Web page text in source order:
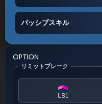
パッシブスキル
OPTION
リミットブレーク
LB1